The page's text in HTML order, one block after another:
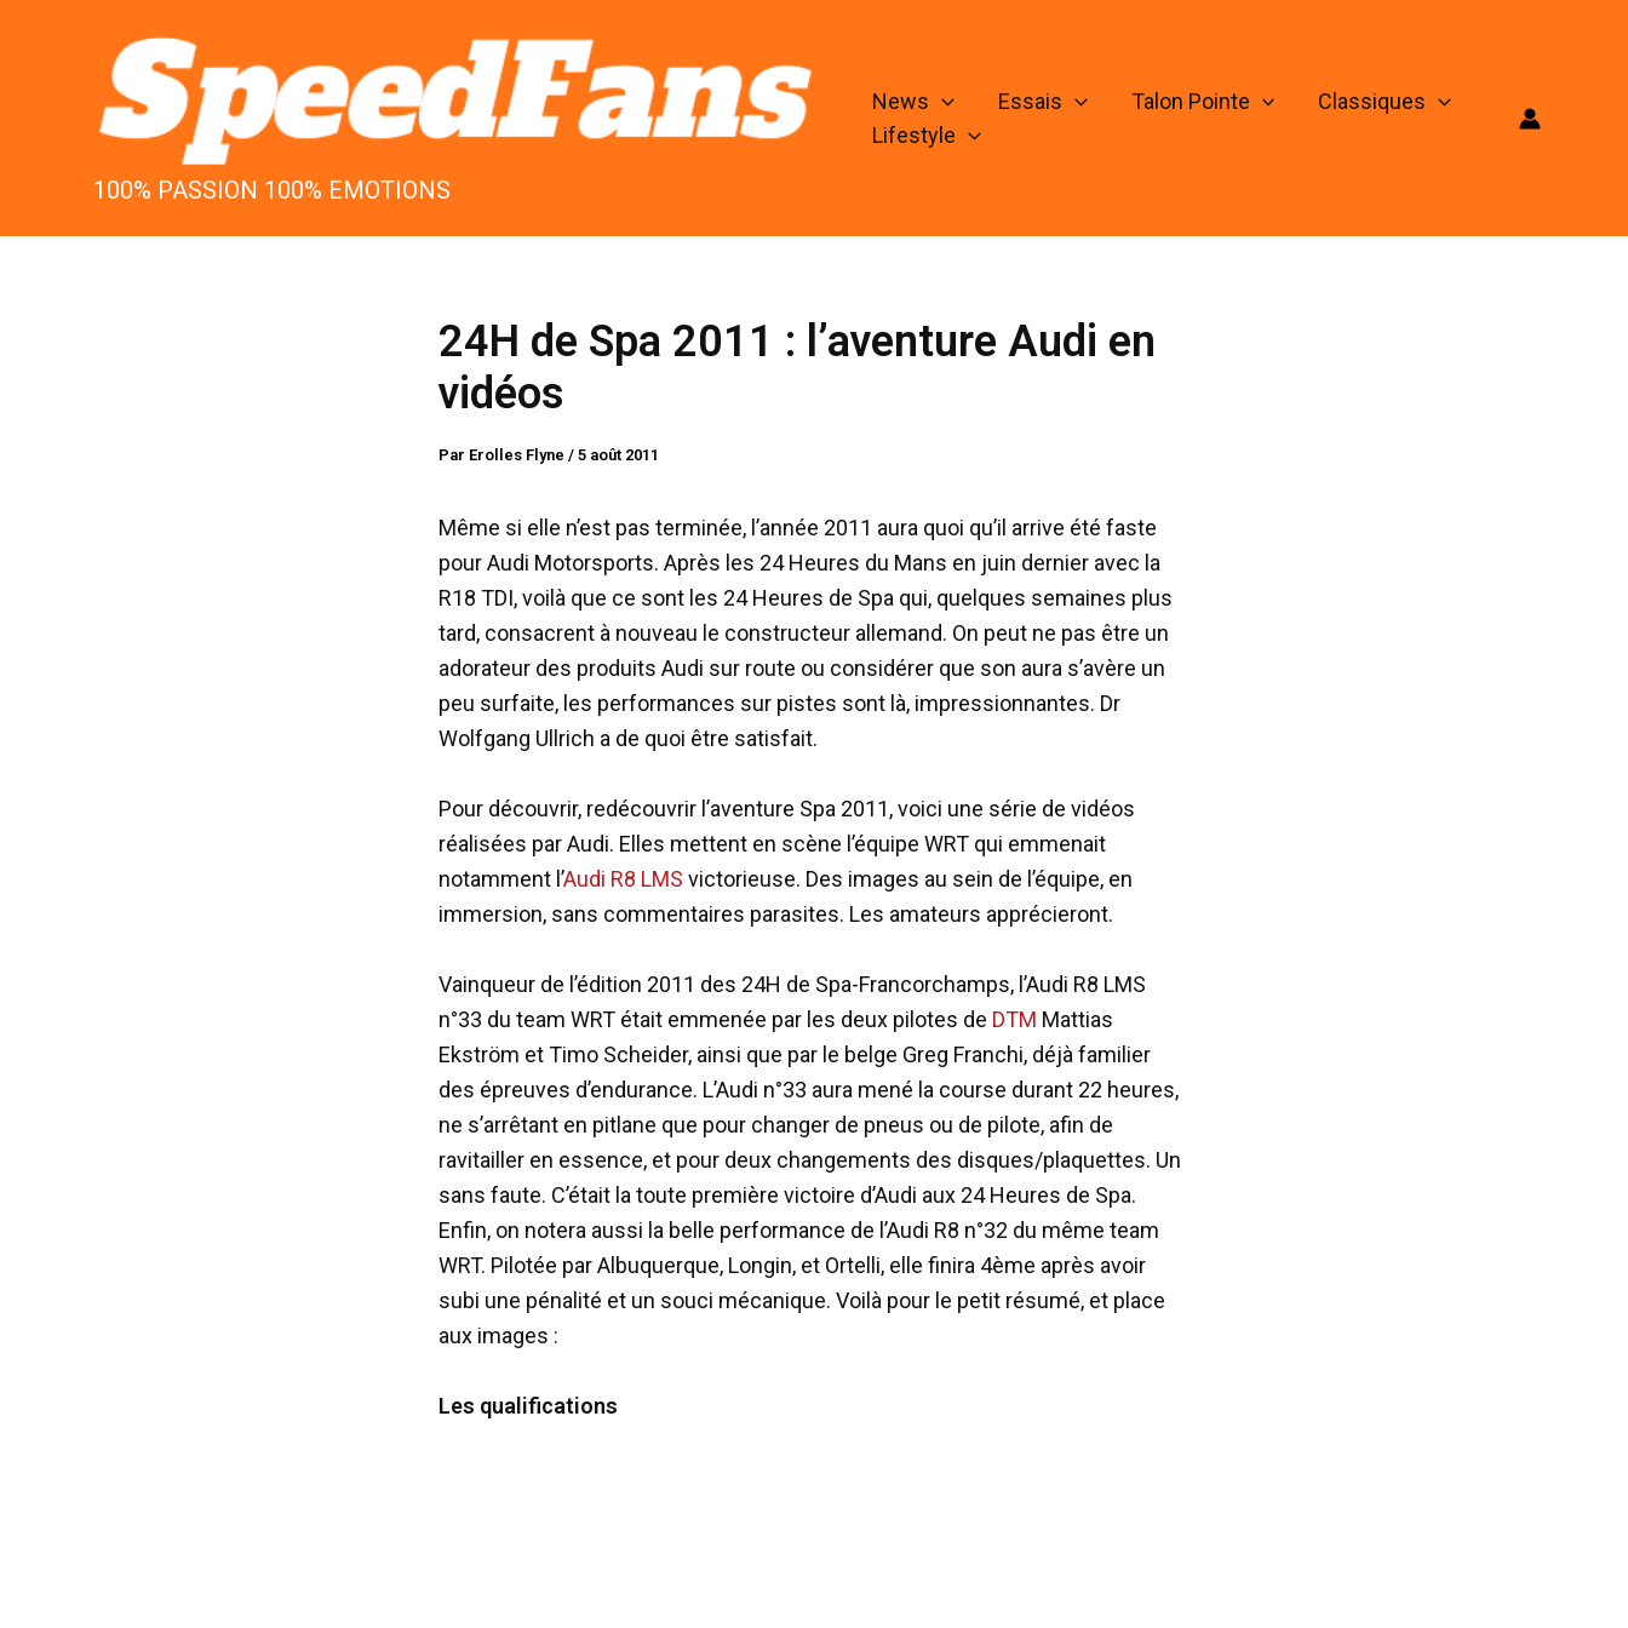
100% PASSION 100% EMOTIONS
News Essais Talon Pointe
Classiques
Lifestyle
24H de Spa 2011 : l’aventure Audi en
vidéos
Par Erolles Flyne / 5 août 2011
Même si elle n’est pas terminée, l’année 2011 aura quoi qu’il arrive été faste
pour Audi Motorsports. Après les 24 Heures du Mans en juin dernier avec la
R18 TDI, voilà que ce sont les 24 Heures de Spa qui, quelques semaines plus
tard, consacrent à nouveau le constructeur allemand. On peut ne pas être un
adorateur des produits Audi sur route ou considérer que son aura s’avère un
peu surfaite, les performances sur pistes sont là, impressionnantes. Dr
Wolfgang Ullrich a de quoi être satisfait.
Pour découvrir, redécouvrir l’aventure Spa 2011, voici une série de vidéos
réalisées par Audi. Elles mettent en scène l’équipe WRT qui emmenait
notamment l’Audi R8 LMS victorieuse. Des images au sein de l’équipe, en
immersion, sans commentaires parasites. Les amateurs apprécieront.
Vainqueur de l’édition 2011 des 24H de Spa-Francorchamps, l’Audi R8 LMS
n°33 du team WRT était emmenée par les deux pilotes de DTM Mattias
Ekström et Timo Scheider, ainsi que par le belge Greg Franchi, déjà familier
des épreuves d’endurance. L’Audi n°33 aura mené la course durant 22 heures,
ne s’arrêtant en pitlane que pour changer de pneus ou de pilote, afin de
ravitailler en essence, et pour deux changements des disques/plaquettes. Un
sans faute. C’était la toute première victoire d’Audi aux 24 Heures de Spa.
Enfin, on notera aussi la belle performance de l’Audi R8 n°32 du même team
WRT. Pilotée par Albuquerque, Longin, et Ortelli, elle finira 4ème après avoir
subi une pénalité et un souci mécanique. Voilà pour le petit résumé, et place
aux images :
Les qualifications